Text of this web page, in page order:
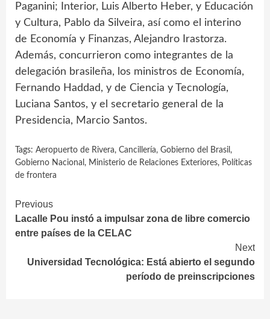
Paganini; Interior, Luis Alberto Heber, y Educación
y Cultura, Pablo da Silveira, así como el interino
de Economía y Finanzas, Alejandro Irastorza.
Además, concurrieron como integrantes de la
delegación brasileña, los ministros de Economía,
Fernando Haddad, y de Ciencia y Tecnología,
Luciana Santos, y el secretario general de la
Presidencia, Marcio Santos.
Tags: Aeropuerto de Rivera, Cancillería, Gobierno del Brasil ,
Gobierno Nacional , Ministerio de Relaciones Exteriores, Políticas
de frontera
Continue
Reading
Previous
Lacalle Pou instó a impulsar zona de libre comercio
entre países de la CELAC
Next
Universidad Tecnológica: Está abierto el segundo
período de preinscripciones